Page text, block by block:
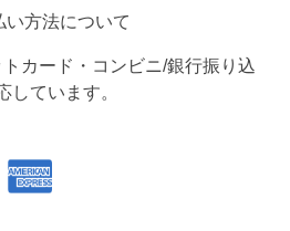
い方法について
カード・コンビニ/銀行振り込
しています。